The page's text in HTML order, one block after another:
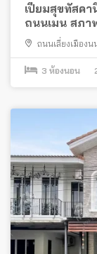
เปี่ยมสุขทัสคา
ถนนเมน สภา
ถนนเลี่ยงเมือง
3 ห้องนอน